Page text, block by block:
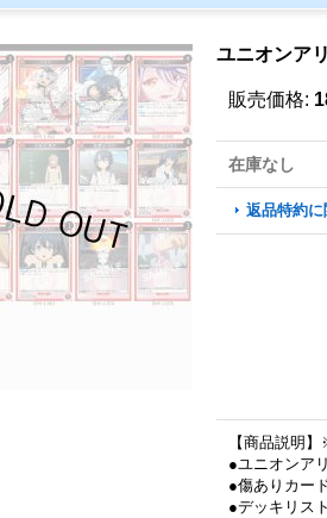
ユニオンア
販売価格:
在庫なし
返品特約
【商品説明
●ユニオンア
●傷ありカー
●デッキリス